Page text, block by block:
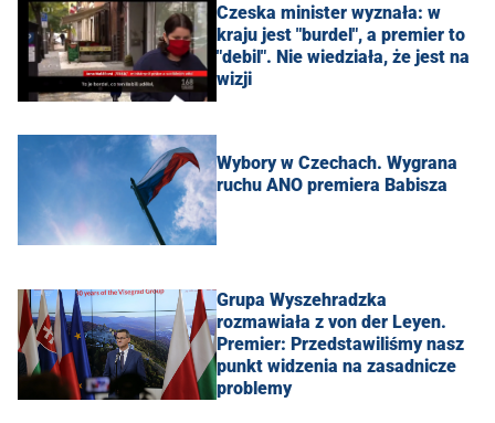
Czeska minister wyznała: w
kraju jest "burdel", a premier to
"debil". Nie wiedziała, że jest na
wizji
Wybory w Czechach. Wygrana
ruchu ANO premiera Babisza
Grupa Wyszehradzka
rozmawiała z von der Leyen.
Premier: Przedstawiliśmy nasz
punkt widzenia na zasadnicze
problemy